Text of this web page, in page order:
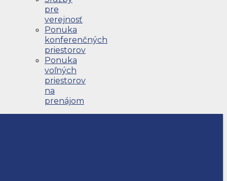
pre
verejnosť
Ponuka
konferenčných
priestorov
Ponuka
voľných
priestorov
na
prenájom